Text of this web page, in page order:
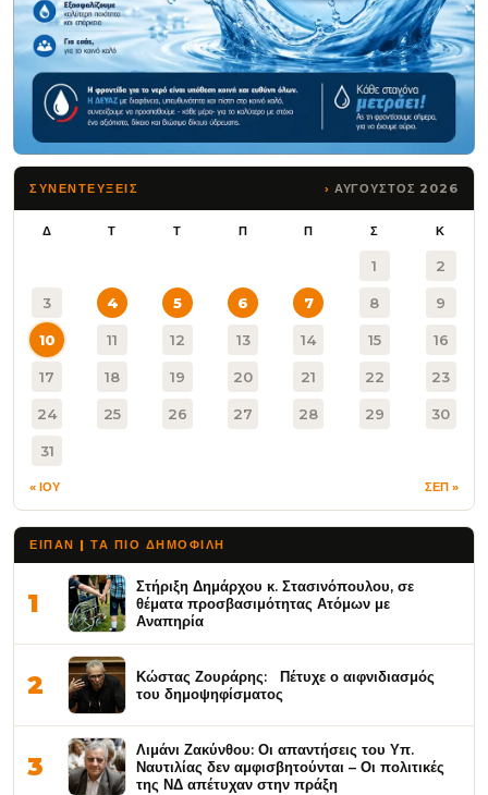
ΣΥΝΕΝΤΕΥΞΕΙΣ ΑΥΓΟΥΣΤΟΣ 2026
Δ Τ Τ Π Π Σ Κ
1 2
3 4 5 6 7 8 9
10 11 12 13 14 15 16
17 18 19 20 21 22 23
24 25 26 27 28 29 30
31
« ΙΟΥ ΣΕΠ »
ΕΙΠΑΝ | ΤΑ ΠΙΟ ΔΗΜΟΦΙΛΉ
1
Στήριξη Δημάρχου κ. Στασινόπουλου, σε
θέματα προσβασιμότητας Ατόμων με
Αναπηρία
2
Κώστας Ζουράρης: Πέτυχε ο αιφνιδιασμός
του δημοψηφίσματος
3
Λιμάνι Ζακύνθου: Οι απαντήσεις του Υπ.
Ναυτιλίας δεν αμφισβητούνται – Οι πολιτικές
της ΝΔ απέτυχαν στην πράξη